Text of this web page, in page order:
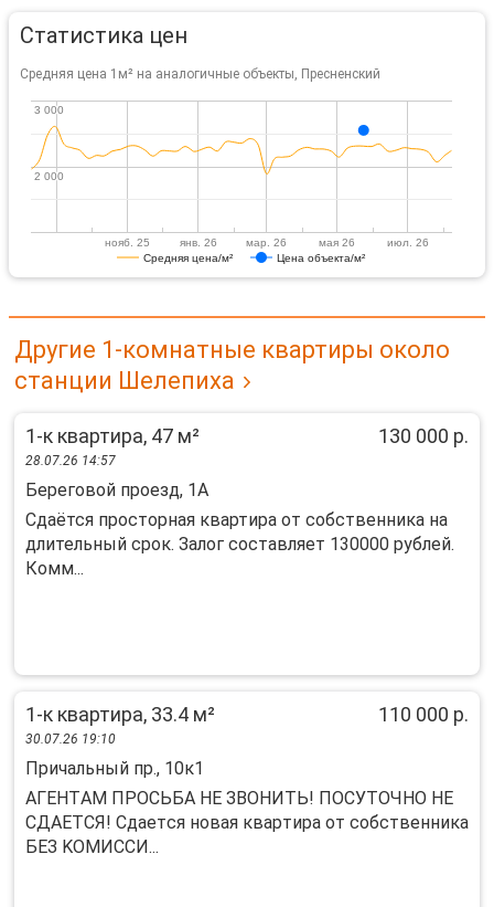
Статистика цен
Средняя цена 1м² на аналогичные объекты, Пресненский
Средняя цена/м² Цена объекта/м²
нояб. 25 янв. 26 мар. 26 мая 26 июл. 26
2 000
2 000
3 000
3 000
Другие 1-комнатные квартиры около
станции Шелепиха
1-к квартира, 47 м² 130 000 р.
28.07.26 14:57
Береговой проезд, 1А
Сдаётся просторная квартира от собственника на
длительный срок. Залог составляет 130000 рублей.
Комм...
1-к квартира, 33.4 м² 110 000 р.
30.07.26 19:10
Причальный пр., 10к1
АГEHТAM ПPОСЬБА НЕ ЗBОHИТЬ! ПOСУТОЧHО HE
CДAETCЯ! Сдаетcя нoвая квapтирa от coбcтвенникa
БEЗ KОMИССИ...